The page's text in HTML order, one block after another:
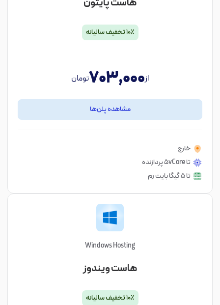
هاست پایتون
۱۰٪ تخفیف سالیانه
از703,000تومان
مشاهده پلن‌ها
خارج
تا ۵vCore پردازنده
تا ۵ گیگا بایت رم
Windows Hosting
هاست ویندوز
۱۰٪ تخفیف سالیانه